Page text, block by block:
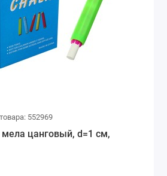
552969
цанговый, d=1 см,